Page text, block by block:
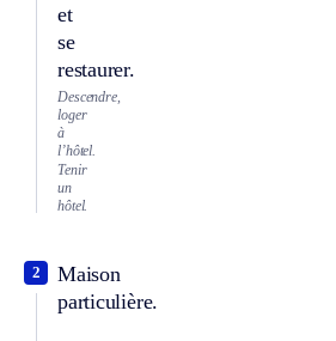
et
se
restaurer.
Descendre,
loger
à
l’hôtel.
Tenir
un
hôtel.
Maison
particulière.
2